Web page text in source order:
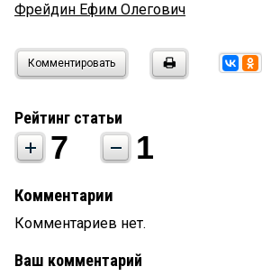
Фрейдин Ефим Олегович
Комментировать
Рейтинг статьи
7 1
Комментарии
Комментариев нет.
Ваш комментарий